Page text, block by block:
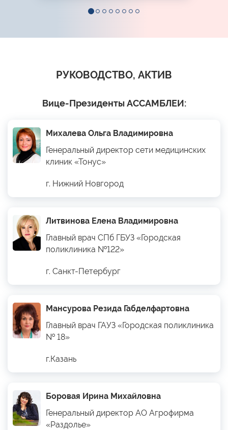
РУКОВОДСТВО, АКТИВ
Вице-Президенты АССАМБЛЕИ:
Михалева Ольга Владимировна
Генеральный директор сети медицинских
клиник «Тонус»
г. Нижний Новгород
Литвинова Елена Владимировна
Главный врач СПб ГБУЗ «Городская
поликлиника №122»
г. Санкт-Петербург
Мансурова Резида Габделфартовна
Главный врач ГАУЗ «Городская поликлиника
№ 18»
г.Казань
Боровая Ирина Михайловна
Генеральный директор АО Агрофирма
«Раздолье»